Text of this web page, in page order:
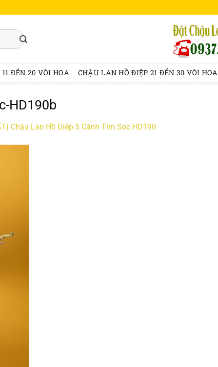
ĐẾN 20 VÒI HOA CHẬU LAN HỒ ĐIỆP 21 ĐẾN 30 VÒI HOA
HD190b
Chậu Lan Hồ Điệp 5 Cành Tím Sọc HD190